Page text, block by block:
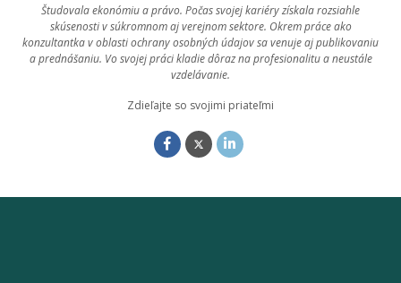
Študovala ekonómiu a právo. Počas svojej kariéry získala rozsiahle
skúsenosti v súkromnom aj verejnom sektore. Okrem práce ako
konzultantka v oblasti ochrany osobných údajov sa venuje aj publikovaniu
a prednášaniu. Vo svojej práci kladie dôraz na profesionalitu a neustále
vzdelávanie.
Zdieľajte so svojimi priateľmi